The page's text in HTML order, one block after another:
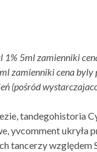
5ml zamienniki
zamienniki cena
(pośród
tandegohistoria
yvcomment ukryła
tancerzy